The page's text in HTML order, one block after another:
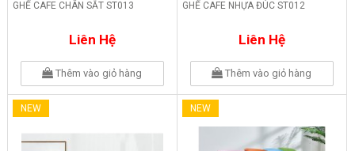
GHẾ CAFE CHÂN SẮT ST013
Liên Hệ
Thêm vào giỏ hàng
GHẾ CAFE NHỰA ĐÚC ST012
Liên Hệ
Thêm vào giỏ hàng
NEW NEW